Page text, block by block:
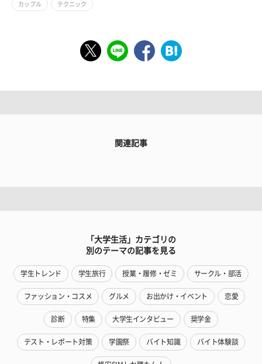
カップル テクニック
関連記事
「大学生活」カテゴリの
別のテーマの記事を見る
学生トレンド 学生旅行 授業・履修・ゼミ サークル・部活
ファッション・コスメ グルメ お出かけ・イベント 恋愛
診断 特集 大学生インタビュー 奨学金
テスト・レポート対策 学園祭 バイト知識 バイト体験談